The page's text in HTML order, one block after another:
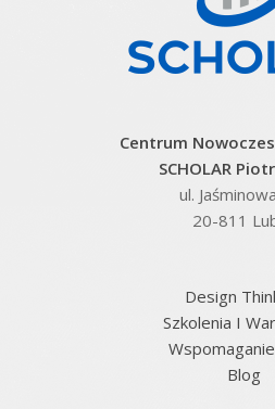
Centrum
SCHOLAR
ul.
20-811
Design
Szkolenia I
Wspomaganie
Blog